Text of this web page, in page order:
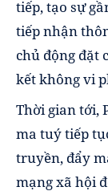
tiếp, tạo sự
tiếp nhận
chủ động đặt
kết không vi
Thời gian tới,
ma tuý tiếp
truyền, đẩy
mạng xã hội